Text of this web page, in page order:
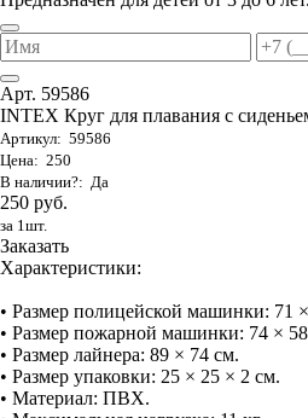
Арт. 59586
INTEX Круг для плавания с
Артикул: 59586
Цена: 250
В наличии?: Да
250 руб.
за 1шт.
Заказать
Характеристики:
• Размер полицейской машинки: 71
• Размер пожарной машинки: 74 ×
• Размер лайнера: 89 × 74 см.
• Размер упаковки: 25 × 25 × 2 см.
• Материал: ПВХ.